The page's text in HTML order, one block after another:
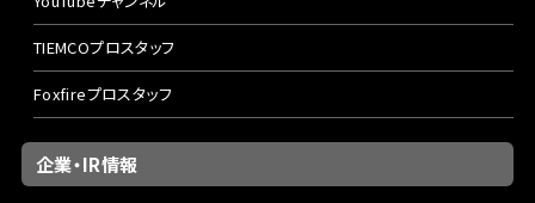
TIEMCOプロスタッフ
Foxfireプロスタッフ
企業・IR情報